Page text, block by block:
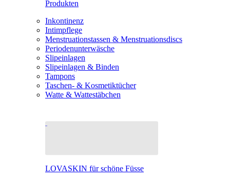
Produkten
Inkontinenz
Intimpflege
Menstruationstassen & Menstruationsdiscs
Periodenunterwäsche
Slipeinlagen
Slipeinlagen & Binden
Tampons
Taschen- & Kosmetiktücher
Watte & Wattestäbchen
LOVASKIN für schöne Füsse